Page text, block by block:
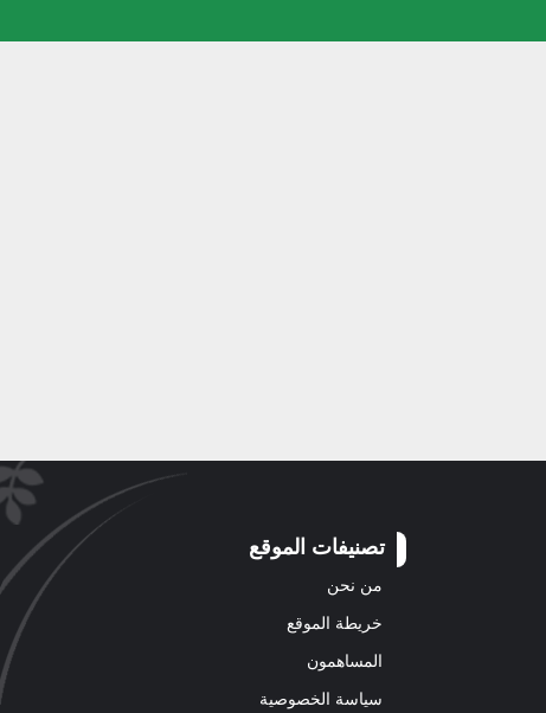
تصنيفات الموقع
من نحن
خريطة الموقع
المساهمون
سياسة الخصوصية